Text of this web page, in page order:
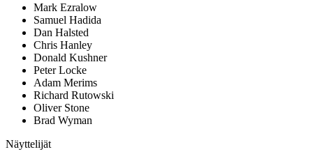
Mark Ezralow
Samuel Hadida
Dan Halsted
Chris Hanley
Donald Kushner
Peter Locke
Adam Merims
Richard Rutowski
Oliver Stone
Brad Wyman
Näyttelijät